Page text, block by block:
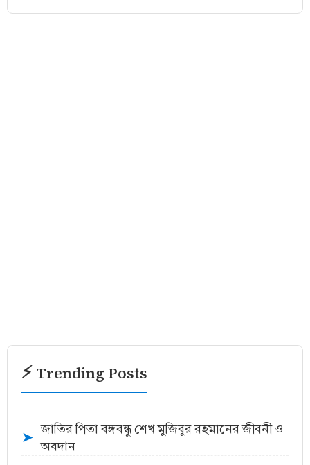
⚡ Trending Posts
➤
জাতির পিতা বঙ্গবন্ধু শেখ মুজিবুর রহমানের জীবনী ও
অবদান